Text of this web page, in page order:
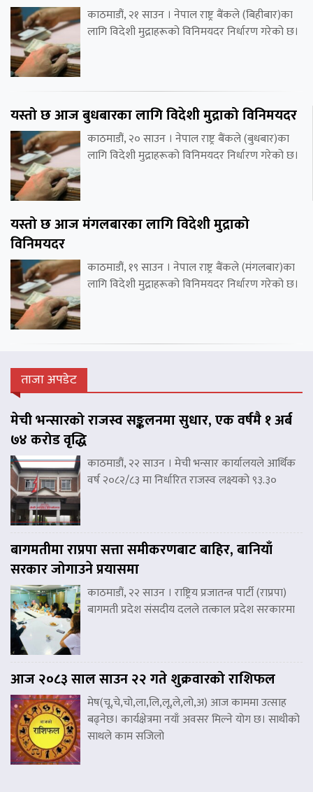
काठमाडौं, २१ साउन । नेपाल राष्ट्र बैंकले (बिहीबार)का
लागि विदेशी मुद्राहरूको विनिमयदर निर्धारण गरेको छ।
यस्तो छ आज बुधबारका लागि विदेशी मुद्राको विनिमयदर
काठमाडौं, २० साउन । नेपाल राष्ट्र बैंकले (बुधबार)का
लागि विदेशी मुद्राहरूको विनिमयदर निर्धारण गरेको छ।
यस्तो छ आज मंगलबारका लागि विदेशी मुद्राको
विनिमयदर
काठमाडौं, १९ साउन । नेपाल राष्ट्र बैंकले (मंगलबार)का
लागि विदेशी मुद्राहरूको विनिमयदर निर्धारण गरेको छ।
ताजा अपडेट
मेची भन्सारको राजस्व सङ्कलनमा सुधार, एक वर्षमै १ अर्ब
७४ करोड वृद्धि
काठमाडौं, २२ साउन । मेची भन्सार कार्यालयले आर्थिक
वर्ष २०८२/८३ मा निर्धारित राजस्व लक्ष्यको ९३.३०
बागमतीमा राप्रपा सत्ता समीकरणबाट बाहिर, बानियाँ
सरकार जोगाउने प्रयासमा
काठमाडौं, २२ साउन । राष्ट्रिय प्रजातन्त्र पार्टी (राप्रपा)
बागमती प्रदेश संसदीय दलले तत्काल प्रदेश सरकारमा
आज २०८३ साल साउन २२ गते शुक्रवारको राशिफल
मेष(चू,चे,चो,ला,लि,लू,ले,लो,अ) आज काममा उत्साह
बढ्नेछ। कार्यक्षेत्रमा नयाँ अवसर मिल्ने योग छ। साथीको
साथले काम सजिलो